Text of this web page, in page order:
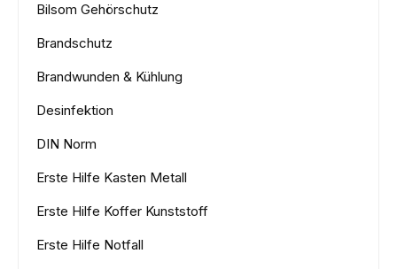
Bilsom Gehörschutz
Brandschutz
Brandwunden & Kühlung
Desinfektion
DIN Norm
Erste Hilfe Kasten Metall
Erste Hilfe Koffer Kunststoff
Erste Hilfe Notfall